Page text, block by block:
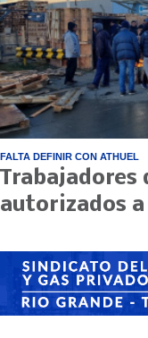
FALTA DEFINIR CON ATHUEL
Trabajadores
autorizados